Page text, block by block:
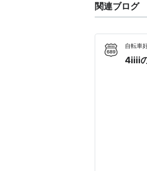
関連ブログ
自転車
4iiii